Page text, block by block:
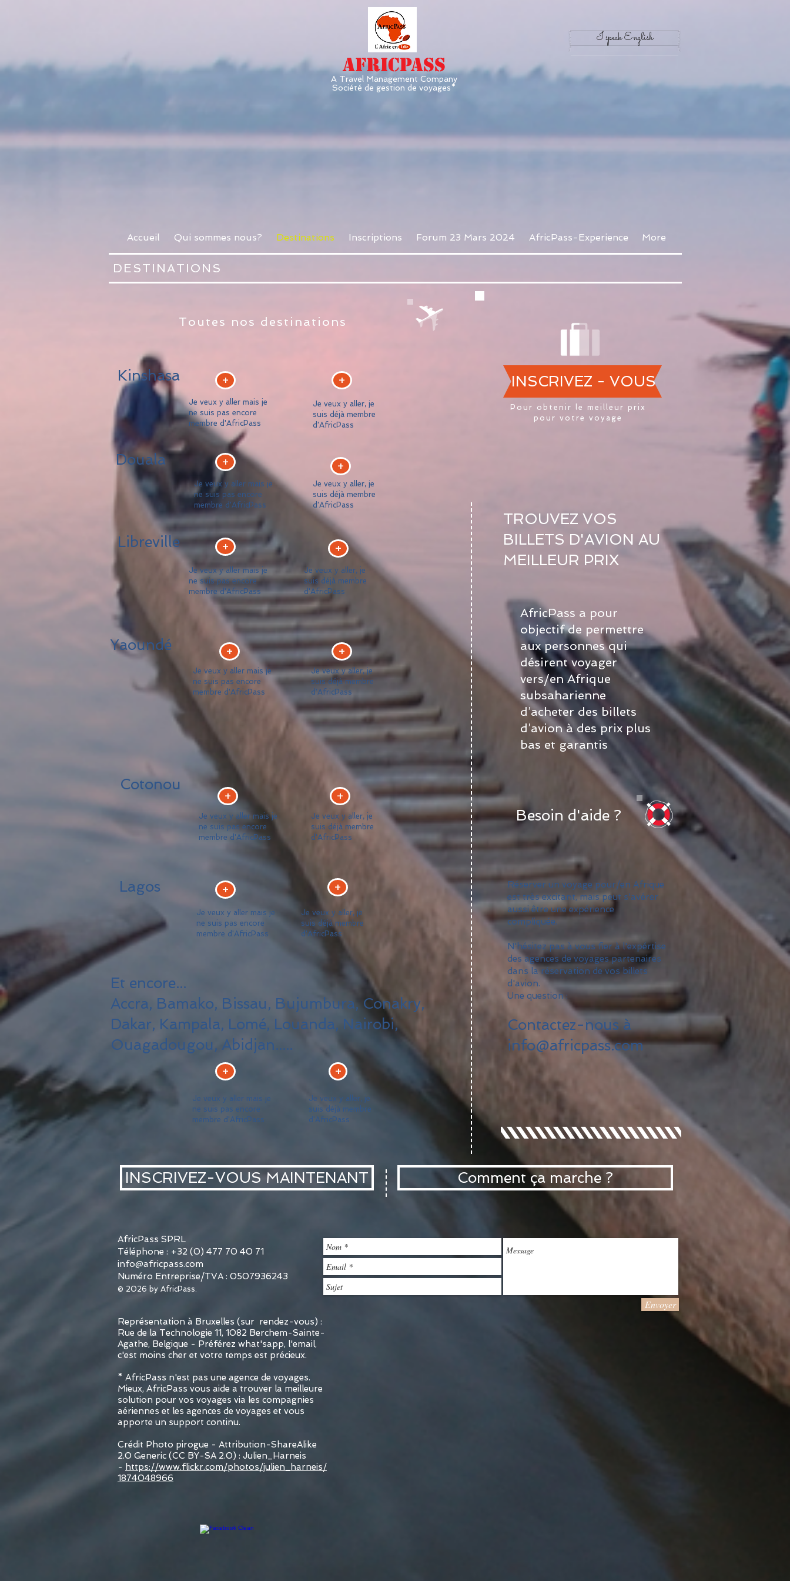
I speak English
AFRICPASS
A Travel Management Company
Société de gestion de voyages*
Accueil Qui sommes nous? Destinations Inscriptions Forum 23 Mars 2024 AfricPass-Experience More
DESTINATIONS
Toutes nos destinations
Kinshasa +
Je veux y aller mais je
ne suis pas encore
membre d'AfricPass
+
Je veux y aller, je
suis déjà membre
d'AfricPass
Douala + +
Je veux y aller mais je
ne suis pas encore
membre d'AfricPass
Je veux y aller, je
suis déjà membre
d'AfricPass
Libreville + +
Je veux y aller mais je
ne suis pas encore
membre d'AfricPass
Je veux y aller, je
suis déjà membre
d'AfricPass
Yaoundé + +
Je veux y aller mais je
ne suis pas encore
membre d'AfricPass
Je veux y aller, je
suis déjà membre
d'AfricPass
Cotonou
+ +
Je veux y aller mais je
ne suis pas encore
membre d'AfricPass
Je veux y aller, je
suis déjà membre
d'AfricPass
Lagos + +
Je veux y aller mais je
ne suis pas encore
membre d'AfricPass
Je veux y aller, je
suis déjà membre
d'AfricPass
Et encore...
Accra, Bamako, Bissau, Bujumbura, Conakry,
Dakar, Kampala, Lomé, Louanda, Nairobi,
Ouagadougou, Abidjan.....
+ +
Je veux y aller mais je
ne suis pas encore
membre d'AfricPass
Je veux y aller, je
suis déjà membre
d'AfricPass
INSCRIVEZ - VOUS
Pour obtenir le meilleur prix
pour votre voyage
TROUVEZ VOS
BILLETS D'AVION AU
MEILLEUR PRIX
AfricPass a pour
objectif de permettre
aux personnes qui
désirent voyager
vers/en Afrique
subsaharienne
d’acheter des billets
d’avion à des prix plus
bas et garantis
Besoin d'aide ?
Réserver un voyage pour/en Afrique
est très excitant, mais peut s'avérer
aussi être une expérience
compliquée.
N'hésitez pas à vous fier à l'expértise
des agences de voyages partenaires
dans la réservation de vos billets
d'avion.
Une question :
Contactez-nous à
info@africpass.com
INSCRIVEZ-VOUS MAINTENANT Comment ça marche ?
AfricPass SPRL
Téléphone : +32 (0) 477 70 40 71
info@africpass.com
Numéro Entreprise/TVA : 0507936243
© 2026 by AfricPass.
Représentation à Bruxelles (sur rendez-vous) :
Rue de la Technologie 11, 1082 Berchem-Sainte-
Agathe, Belgique - Préférez what'sapp, l'email,
c'est moins cher et votre temps est précieux.
* AfricPass n'est pas une agence de voyages.
Mieux, AfricPass vous aide a trouver la meilleure
solution pour vos voyages via les compagnies
aériennes et les agences de voyages et vous
apporte un support continu.
Crédit Photo pirogue - Attribution-ShareAlike
2.0 Generic (CC BY-SA 2.0) : Julien_Harneis
- https://www.flickr.com/photos/julien_harneis/
1874048966
Envoyer